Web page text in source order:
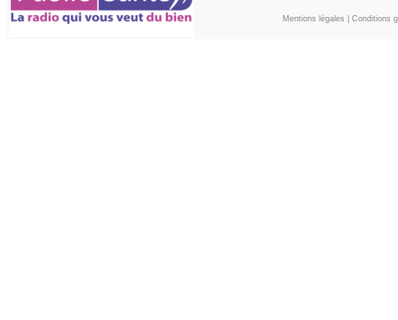
Mentions légales Conditions